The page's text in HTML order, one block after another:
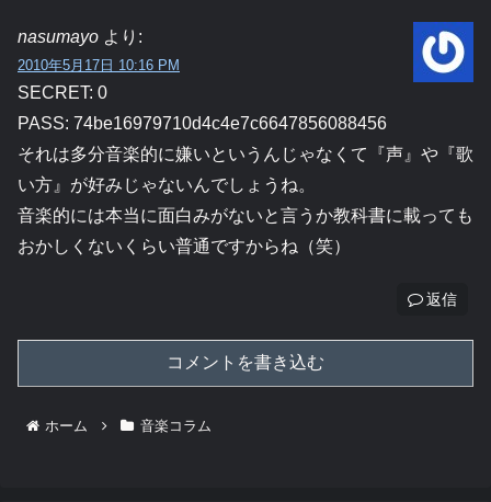
nasumayo より:
2010年5月17日 10:16 PM
SECRET: 0
PASS: 74be16979710d4c4e7c6647856088456
それは多分音楽的に嫌いというんじゃなくて『声』や『歌
い方』が好みじゃないんでしょうね。
音楽的には本当に面白みがないと言うか教科書に載っても
おかしくないくらい普通ですからね（笑）
返信
コメントを書き込む
ホーム 音楽コラム